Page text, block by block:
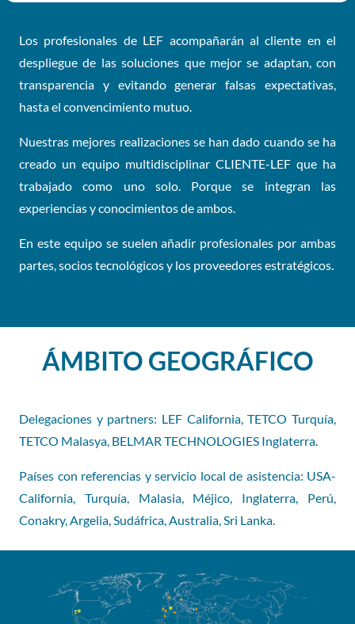
Los profesionales de LEF acompañarán al cliente en el
despliegue de las soluciones que mejor se adaptan, con
transparencia y evitando generar falsas expectativas,
hasta el convencimiento mutuo.
Nuestras mejores realizaciones se han dado cuando se ha
creado un equipo multidisciplinar CLIENTE-LEF que ha
trabajado como uno solo. Porque se integran las
experiencias y conocimientos de ambos.
En este equipo se suelen añadir profesionales por ambas
partes, socios tecnológicos y los proveedores estratégicos.
ÁMBITO GEOGRÁFICO
Delegaciones y partners: LEF California, TETCO Turquía,
TETCO Malasya, BELMAR TECHNOLOGIES Inglaterra.
Países con referencias y servicio local de asistencia: USA-
California, Turquía, Malasia, Méjico, Inglaterra, Perú,
Conakry, Argelia, Sudáfrica, Australia, Sri Lanka.